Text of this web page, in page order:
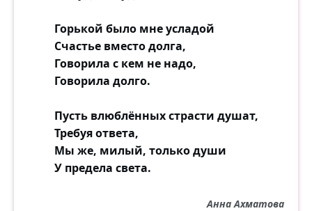
Горькой было мне усладой
Счастье вместо долга,
Говорила с кем не надо,
Говорила долго.
Пусть влюблённых страсти душат,
Требуя ответа,
Мы же, милый, только души
У предела света.
Анна Ахматова